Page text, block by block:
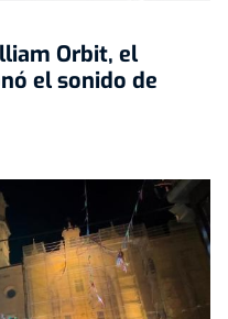
Orbit, el
el sonido de